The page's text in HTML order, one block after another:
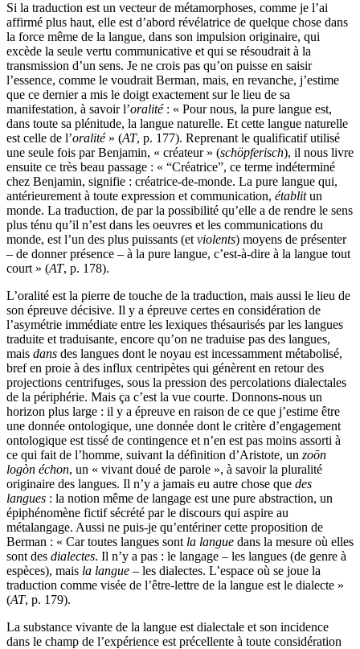
Si la traduction est un vecteur de métamorphoses, comme je l’ai
affirmé plus haut, elle est d’abord révélatrice de quelque chose dans
la force même de la langue, dans son impulsion originaire, qui
excède la seule vertu communicative et qui se résoudrait à la
transmission d’un sens. Je ne crois pas qu’on puisse en saisir
l’essence, comme le voudrait Berman, mais, en revanche, j’estime
que ce dernier a mis le doigt exactement sur le lieu de sa
manifestation, à savoir l’oralité : « Pour nous, la pure langue est,
dans toute sa plénitude, la langue naturelle. Et cette langue naturelle
est celle de l’oralité » (AT, p. 177). Reprenant le qualificatif utilisé
une seule fois par Benjamin, « créateur » (schöpferisch), il nous livre
ensuite ce très beau passage : « “Créatrice”, ce terme indéterminé
chez Benjamin, signifie : créatrice-de-monde. La pure langue qui,
antérieurement à toute expression et communication, établitun
monde. La traduction, de par la possibilité qu’elle a de rendre le sens
plus ténu qu’il n’est dans les oeuvres et les communications du
monde, est l’un des plus puissants (etviolents) moyens de présenter
– de donner présence – à la pure langue, c’est-à-dire à la langue tout
court » (AT, p. 178).
L’oralité est la pierre de touche de la traduction, mais aussi le lieu de
son épreuve décisive. Il y a épreuve certes en considération de
l’asymétrie immédiate entre les lexiques thésaurisés par les langues
traduite et traduisante, encore qu’on ne traduise pas des langues,
mais dans des langues dont le noyau est incessamment métabolisé,
bref en proie à des influx centripètes qui génèrent en retour des
projections centrifuges, sous la pression des percolations dialectales
de la périphérie. Mais ça c’est la vue courte. Donnons-nous un
horizon plus large : il y a épreuve en raison de ce que j’estime être
une donnée ontologique, une donnée dont le critère d’engagement
ontologique est tissé de contingence et n’en est pas moins assorti à
ce qui fait de l’homme, suivant la définition d’Aristote, un zoōn
logòn échon, un « vivant doué de parole », à savoir la pluralité
originaire des langues. Il n’y a jamais eu autre chose que des
langues : la notion même de langage est une pure abstraction, un
épiphénomène fictif sécrété par le discours qui aspire au
métalangage. Aussi ne puis-je qu’entériner cette proposition de
Berman : « Car toutes langues sont la langue dans la mesure où elles
sont des dialectes. Il n’y a pas : le langage – les langues (de genre à
espèces), mais la langue – les dialectes. L’espace où se joue la
traduction comme visée de l’être-lettre de la langue est le dialecte »
(AT, p. 179).
La substance vivante de la langue est dialectale et son incidence
dans le champ de l’expérience est précellente à toute considération